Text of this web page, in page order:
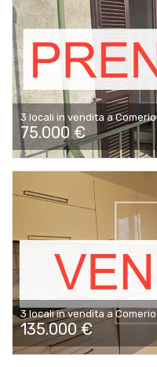
3 locali in vendita a Comerio
75.000 €
3 locali in vendita a Comerio
135.000 €